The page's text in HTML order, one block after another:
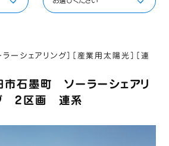
ラーシェアリング］ ［産業用太陽光］
［連
市石墨町 ソーラーシェアリ
2区画 連系